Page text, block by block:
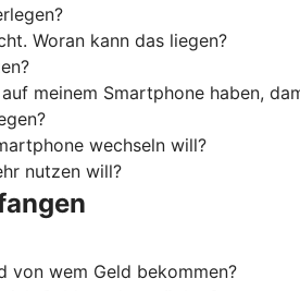
Woran kann das liegen?
meinem Smartphone haben,
wechseln will?
nutzen will?
von wem Geld bekommen?